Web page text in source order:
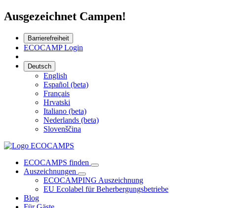
Ausgezeichnet Campen!
Barrierefreiheit
ECOCAMP Login
Deutsch
English
Español (beta)
Français
Hrvatski
Italiano (beta)
Nederlands (beta)
Slovenščina
ECOCAMPS finden
Auszeichnungen
ECOCAMPING Auszeichnung
EU Ecolabel für Beherbergungsbetriebe
Blog